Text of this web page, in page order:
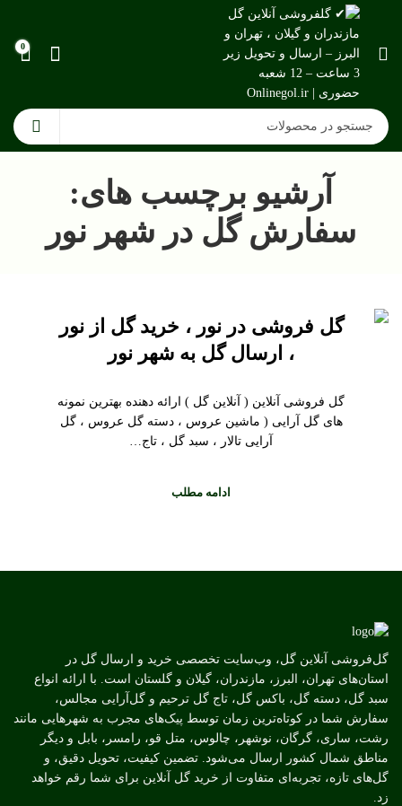
0
آرشیو برچسب های:
سفارش گل در شهر نور
گل فروشی در نور ، خرید گل از نور
، ارسال گل به شهر نور
گل فروشی آنلاین ( آنلاین گل ) ارائه دهنده بهترین نمونه
های گل آرایی ( ماشین عروس ، دسته گل عروس ، گل
آرایی تالار ، سبد گل ، تاج…
ادامه مطلب
گل‌فروشی آنلاین گل، وب‌سایت تخصصی خرید و ارسال گل در
استان‌های تهران، البرز، مازندران، گیلان و گلستان است. با ارائه انواع
سبد گل، دسته گل، باکس گل، تاج گل ترحیم و گل‌آرایی مجالس،
سفارش شما در کوتاه‌ترین زمان توسط پیک‌های مجرب به شهرهایی مانند
رشت، ساری، گرگان، نوشهر، چالوس، متل قو، رامسر، بابل و دیگر
مناطق شمال کشور ارسال می‌شود. تضمین کیفیت، تحویل دقیق، و
گل‌های تازه، تجربه‌ای متفاوت از خرید گل آنلاین برای شما رقم خواهد
زد.